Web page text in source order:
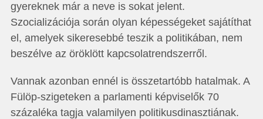
gyereknek már a neve is sokat jelent.
Szocializációja során olyan képességeket sajátíthat
el, amelyek sikeresebbé teszik a politikában, nem
beszélve az öröklött kapcsolatrendszerről.
Vannak azonban ennél is összetartóbb hatalmak. A
Fülöp-szigeteken a parlamenti képviselők 70
százaléka tagja valamilyen politikusdinasztiának.